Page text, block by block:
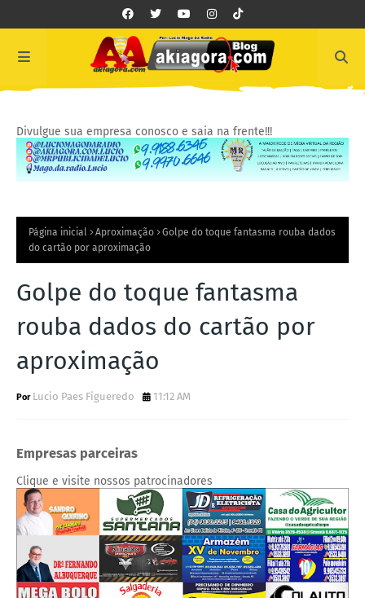
Divulgue sua empresa conosco e saia na frente!!!
Página inicial Aproximação
Golpe do toque fantasma rouba dados
do cartão por aproximação
Golpe do toque fantasma
rouba dados do cartão por
aproximação
Lucio Paes Figueredo 11:12 AM
Empresas parceiras
Clique e visite nossos patrocinadores